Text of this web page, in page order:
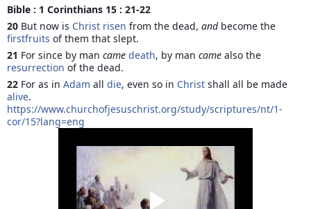
Bible : 1 Corinthians 15 : 21-22
20 But now is Christ risen from the dead, and
firstfruits of them that slept.
21 For since by man came death, by man came
resurrection of the dead.
22 For as in Adam all die, even so in Christ
alive
https://www.churchofjesuschrist.org/study/scriptures/nt/1-
cor/15?lang=eng